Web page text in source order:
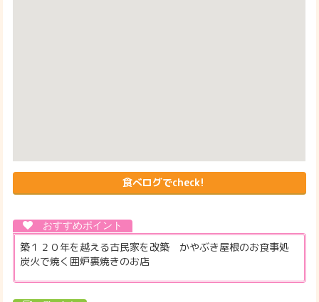
食べログでcheck!
築１２０年を越える古民家を改築 かやぶき屋根のお食事処
炭火で焼く囲炉裏焼きのお店